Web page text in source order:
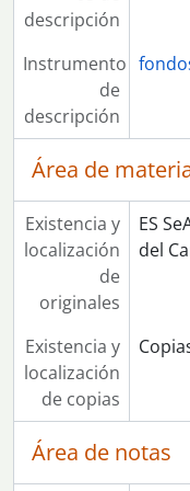
[Serie] 121 -
[Serie]
[Serie] 123 -
[Serie]
[Serie] 125 -
[Serie] 126
[Serie]
[Serie] 128
[Serie] 129 -
[Serie]
[Serie] 131 -
[Serie] 132 -
[Serie] 133 -
[Serie] 134 -
[Serie] 135 -
[Serie] 136 -
[Serie] 137 -
descripción
Instrumento
de
descripción
Área de
Existencia y
localización
de
originales
ES
del
Existencia y
localización
de copias
Área de notas